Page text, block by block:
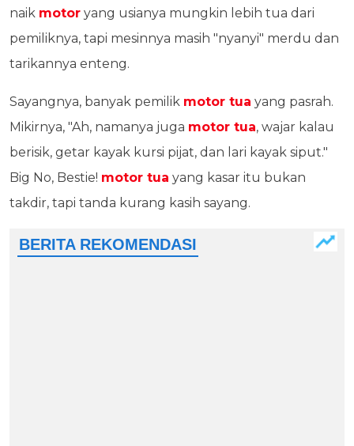
naik motor yang usianya mungkin lebih tua dari
pemiliknya, tapi mesinnya masih "nyanyi" merdu dan
tarikannya enteng.
Sayangnya, banyak pemilik motor tua yang pasrah.
Mikirnya, "Ah, namanya juga motor tua, wajar kalau
berisik, getar kayak kursi pijat, dan lari kayak siput."
Big No, Bestie! motor tua yang kasar itu bukan
takdir, tapi tanda kurang kasih sayang.